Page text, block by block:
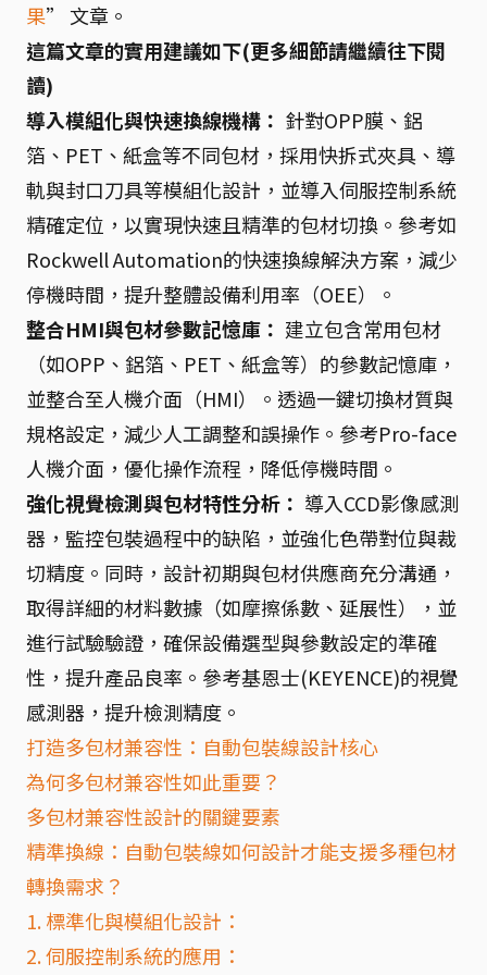
果” 文章。
這篇文章的實用建議如下(更多細節請繼續往下閱
讀)
導入模組化與快速換線機構： 針對OPP膜、鋁
箔、PET、紙盒等不同包材，採用快拆式夾具、導
軌與封口刀具等模組化設計，並導入伺服控制系統
精確定位，以實現快速且精準的包材切換。參考如
Rockwell Automation的快速換線解決方案，減少
停機時間，提升整體設備利用率（OEE）。
整合HMI與包材參數記憶庫： 建立包含常用包材
（如OPP、鋁箔、PET、紙盒等）的參數記憶庫，
並整合至人機介面（HMI）。透過一鍵切換材質與
規格設定，減少人工調整和誤操作。參考Pro-face
人機介面，優化操作流程，降低停機時間。
強化視覺檢測與包材特性分析： 導入CCD影像感測
器，監控包裝過程中的缺陷，並強化色帶對位與裁
切精度。同時，設計初期與包材供應商充分溝通，
取得詳細的材料數據（如摩擦係數、延展性），並
進行試驗驗證，確保設備選型與參數設定的準確
性，提升產品良率。參考基恩士(KEYENCE)的視覺
感測器，提升檢測精度。
打造多包材兼容性：自動包裝線設計核心
為何多包材兼容性如此重要？
多包材兼容性設計的關鍵要素
精準換線：自動包裝線如何設計才能支援多種包材
轉換需求？
1. 標準化與模組化設計：
2. 伺服控制系統的應用：